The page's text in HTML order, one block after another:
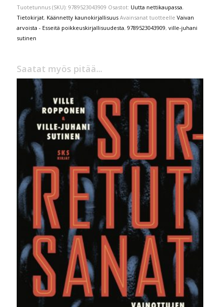
Tuotetunnus (SKU): 9789523043909 Osastot: Uutta nettikaupassa,
Tietokirjat, Käännetty kaunokirjallisuus Avainsanat tuotteelle Vaivan
arvoista - Esseitä poikkeuskirjallisuudesta, 9789523043909, ville-juhani
sutinen
Saatat myös pitää...